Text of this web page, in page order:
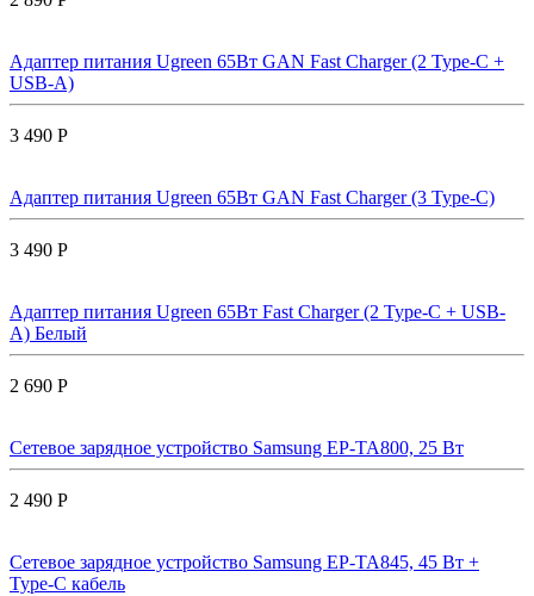
Адаптер питания Ugreen 65Вт GAN Fast Charger (2 Type-C +
USB-A)
3 490 Р
Адаптер питания Ugreen 65Вт GAN Fast Charger (3 Type-C)
3 490 Р
Адаптер питания Ugreen 65Вт Fast Charger (2 Type-C + USB-
A) Белый
2 690 Р
Сетевое зарядное устройство Samsung EP-TA800, 25 Вт
2 490 Р
Сетевое зарядное устройство Samsung EP-TA845, 45 Вт +
Type-C кабель